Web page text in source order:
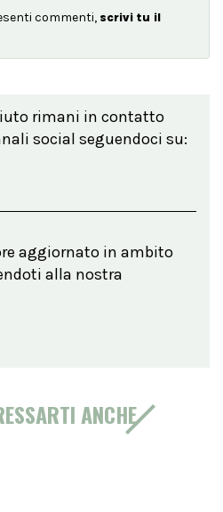
commenti, scrivi tu il
rimani in contatto
social seguendoci su:
aggiornato in ambito
alla nostra
ANCHE